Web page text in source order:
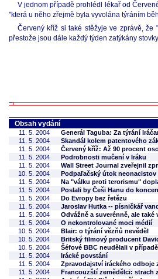
V jednom případě prohlédl lékař od
"která u něho zřejmě byla vyvolána týráním
Červený kříž si také stěžyje ve zprávě, že
přestože jsou dále každý týden zatýkány
Obsah vydání
11. 5. 2004
Generál Taguba: Za týrání
11. 5. 2004
Skandál kolem patentového
11. 5. 2004
Červený kříž: Až 90 procent
11. 5. 2004
Podrobnosti mučení v Iráku
11. 5. 2004
Wall Street Journal zveřejnil
10. 5. 2004
Podpaľačský útok
11. 5. 2004
Na "válku proti terorismu"
11. 5. 2004
Poslali by Češi Hanu do
11. 5. 2004
Do Evropy bez řetězu
11. 5. 2004
Jaroslav Hutka -- písničkář
11. 5. 2004
Odvážně a suverénně, ale
11. 5. 2004
O nekontrolované moci médií
10. 5. 2004
Blair: o týrání vězňů nevěděl
10. 5. 2004
Britský filmový producent
10. 5. 2004
Šéfové BBC neudělali v
11. 5. 2004
Irácké povstání
11. 5. 2004
Zpravodajství iráckého odboje
11. 5. 2004
Francouzští zemědělci: strach